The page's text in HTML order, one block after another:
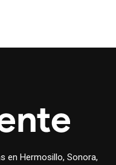
en Hermosillo, Sonora,